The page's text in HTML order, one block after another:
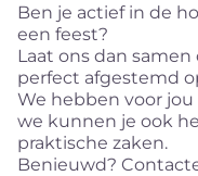
Ben je actief in de
een feest?
Laat ons dan
perfect afgestemd
We hebben voor
we kunnen je ook
praktische zaken.
Benieuwd?